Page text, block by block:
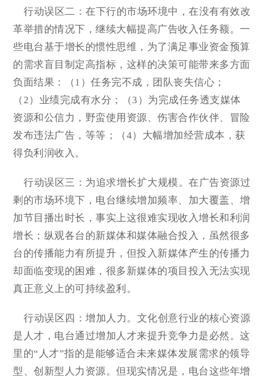
行动误区二：在下行的市场环境中，在没有有效改
革举措的情况下，继续大幅提高广告收入任务额。一
些电台基于增长的惯性思维，为了满足事业资金预算
的需求盲目制定高指标，这样的决策可能带来多方面
负面结果：（1）任务完不成，团队丧失信心；
（2）业绩完成有水分；（3）为完成任务透支媒体
资源和公信力，野蛮使用资源、伤害合作伙伴、冒险
发布违法广告，等等；（4）大幅增加经营成本，获
得负利润收入。
行动误区三：为追求增长扩大规模。在广告资源过
剩的市场环境下，电台继续增加频率、加大覆盖、增
加节目播出时长，事实上这很难实现收入增长和利润
增长；纵观各台的新媒体和媒体融合投入，虽然很多
台的传播能力有所提升，但投入新媒体产生的传播力
却面临变现的困难，很多新媒体的项目投入无法实现
真正意义上的可持续盈利。
行动误区四：增加人力。文化创意行业的核心资源
是人才，电台通过增加人才来提升竞争力是必然。这
里的“人才”指的是能够适合未来媒体发展需求的领导
型、创新型人力资源。但现实情况是，电台这些年增